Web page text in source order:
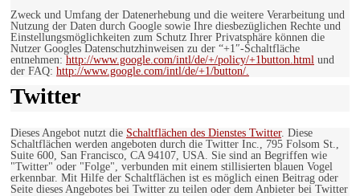
Zweck und Umfang der Datenerhebung und die weitere Verarbeitung und
Nutzung der Daten durch Google sowie Ihre diesbezüglichen Rechte und
Einstellungsmöglichkeiten zum Schutz Ihrer Privatsphäre können die
Nutzer Googles Datenschutzhinweisen zu der “+1″-Schaltfläche
entnehmen: http://www.google.com/intl/de/+/policy/+1button.html und
der FAQ: http://www.google.com/intl/de/+1/button/.
Twitter
Dieses Angebot nutzt die Schaltflächen des Dienstes Twitter. Diese
Schaltflächen werden angeboten durch die Twitter Inc., 795 Folsom St.,
Suite 600, San Francisco, CA 94107, USA. Sie sind an Begriffen wie
"Twitter" oder "Folge", verbunden mit einem stillisierten blauen Vogel
erkennbar. Mit Hilfe der Schaltflächen ist es möglich einen Beitrag oder
Seite dieses Angebotes bei Twitter zu teilen oder dem Anbieter bei Twitter